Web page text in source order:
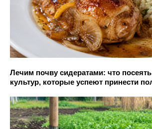
Лечим почву сидератами: что
культур, которые успеют принести